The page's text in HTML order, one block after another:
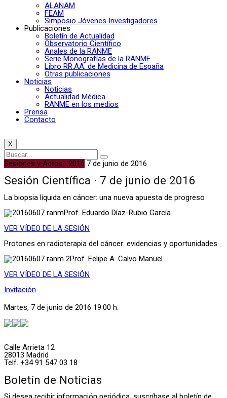
ALANAM
FEAM
Simposio Jóvenes Investigadores
Publicaciones
Boletín de Actualidad
Observatorio Científico
Anales de la RANME
Serie Monografías de la RANME
Libro RR.AA. de Medicina de España
Otras publicaciones
Noticias
Noticias
Actualidad Médica
RANME en los medios
Prensa
Contacto
X
Sesiones y Actos · 2016 7 de junio de 2016
Sesión Científica · 7 de junio de 2016
La biopsia líquida en cáncer: una nueva apuesta de progreso
Prof. Eduardo Díaz-Rubio García
VER VÍDEO DE LA SESIÓN
Protones en radioterapia del cáncer: evidencias y oportunidades
Prof. Felipe A. Calvo Manuel
VER VÍDEO DE LA SESIÓN
Invitación
Martes, 7 de junio de 2016 19:00 h.
Calle Arrieta 12
28013 Madrid
Telf. +34 91 547 03 18
Boletín de Noticias